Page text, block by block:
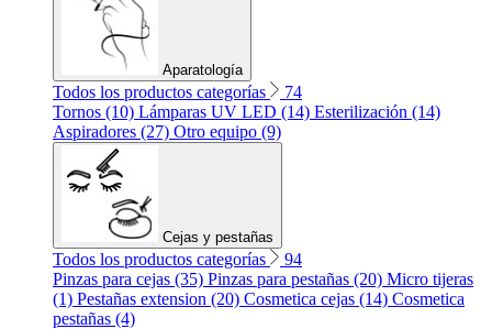
Aparatología
Todos los productos categorías
74
Tornos (10) Lámparas UV LED (14) Esterilización (14)
Aspiradores (27) Otro equipo (9)
Cejas y pestañas
Todos los productos categorías
94
Pinzas para cejas (35) Pinzas para pestañas (20) Micro tijeras
(1) Pestañas extension (20) Cosmetica cejas (14) Cosmetica
pestañas (4)